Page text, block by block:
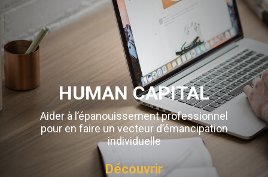
HUMAN CAPITAL
Aider à l’épanouissement professionnel
pour en faire un vecteur d’émancipation
individuelle
Découvrir